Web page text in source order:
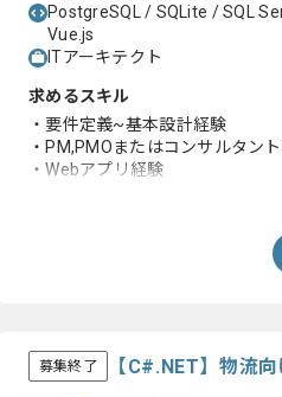
PostgreSQL / SQLite / SQL
Vue.js
ITアーキテクト
求めるスキル
・要件定義~基本設計経験
・PM,PMOまたはコンサルタン
・Webアプリ経験
募集終了 【C#.NET】物流